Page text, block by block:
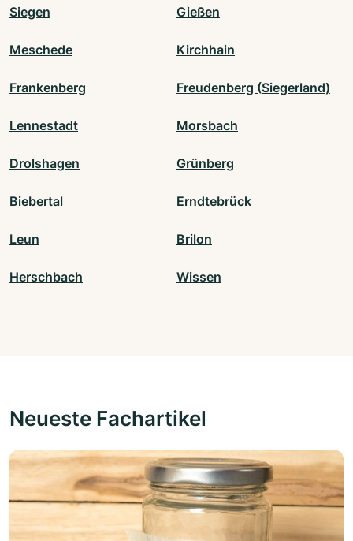
Siegen Gießen
Meschede Kirchhain
Frankenberg Freudenberg (Siegerland)
Lennestadt Morsbach
Drolshagen Grünberg
Biebertal Erndtebrück
Leun Brilon
Herschbach Wissen
Neueste Fachartikel